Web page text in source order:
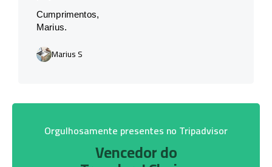
Cumprimentos,
Marius.
Marius S
Orgulhosamente presentes no Tripadvisor
Vencedor do